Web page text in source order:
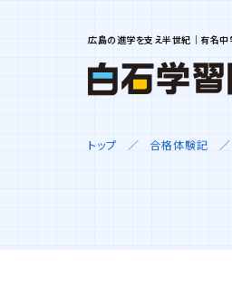
広島の進学を支え半世紀｜有名中
トップ 合格体験記